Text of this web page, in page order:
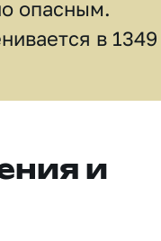
опасным.
в 1349
и